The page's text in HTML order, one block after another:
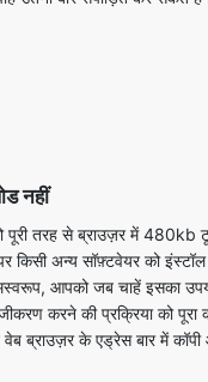
नहीं
तरह से ब्राउज़र में 480kb
आपको जब चाहें इसका
करने की प्रक्रिया को पूरा
ब्राउज़र के एड्रेस बार में